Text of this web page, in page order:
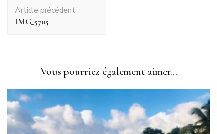
d'article
Article précédent
IMG_5705
Vous pourriez également aimer...